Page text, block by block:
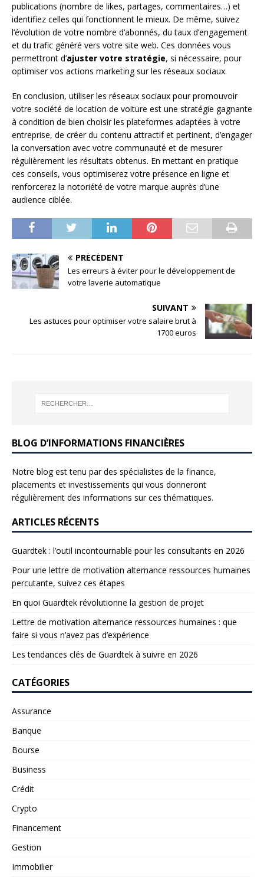
publications (nombre de likes, partages, commentaires…) et
identifiez celles qui fonctionnent le mieux. De même, suivez
l’évolution de votre nombre d’abonnés, du taux d’engagement
et du trafic généré vers votre site web. Ces données vous
permettront d’ajuster votre stratégie, si nécessaire, pour
optimiser vos actions marketing sur les réseaux sociaux.
En conclusion, utiliser les réseaux sociaux pour promouvoir
votre société de location de voiture est une stratégie gagnante
à condition de bien choisir les plateformes adaptées à votre
entreprise, de créer du contenu attractif et pertinent, d’engager
la conversation avec votre communauté et de mesurer
régulièrement les résultats obtenus. En mettant en pratique
ces conseils, vous optimiserez votre présence en ligne et
renforcerez la notoriété de votre marque auprès d’une
audience ciblée.
PRÉCÉDENT
Les erreurs à éviter pour le développement de
votre laverie automatique
SUIVANT
Les astuces pour optimiser votre salaire brut à
1700 euros
BLOG D’INFORMATIONS FINANCIÈRES
Notre blog est tenu par des spécialistes de la finance,
placements et investissements qui vous donneront
régulièrement des informations sur ces thématiques.
ARTICLES RÉCENTS
Guardtek : l’outil incontournable pour les consultants en 2026
Pour une lettre de motivation alternance ressources humaines
percutante, suivez ces étapes
En quoi Guardtek révolutionne la gestion de projet
Lettre de motivation alternance ressources humaines : que
faire si vous n’avez pas d’expérience
Les tendances clés de Guardtek à suivre en 2026
CATÉGORIES
Assurance
Banque
Bourse
Business
Crédit
Crypto
Financement
Gestion
Immobilier